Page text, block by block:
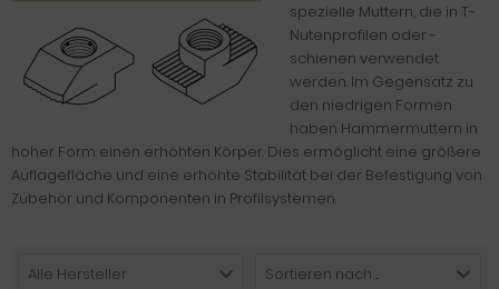
spezielle Muttern, die in T-
Nutenprofilen oder -
schienen verwendet
werden. Im Gegensatz zu
den niedrigen Formen
haben Hammermuttern in
hoher Form einen erhöhten Körper. Dies ermöglicht eine größere
Auflagefläche und eine erhöhte Stabilität bei der Befestigung von
Zubehör und Komponenten in Profilsystemen.
Alle Hersteller Sortieren nach ...